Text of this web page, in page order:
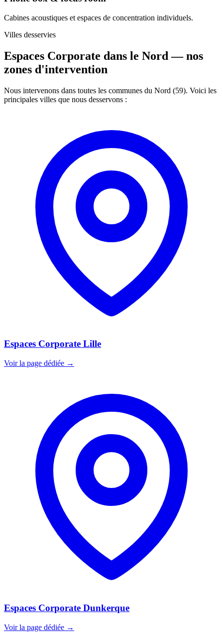
Cabines acoustiques et espaces de concentration individuels.
Villes desservies
Espaces Corporate dans le Nord —nos
zones d'intervention
Nous intervenons dans toutes les communes du Nord (59). Voici les
principales villes que nous desservons :
Espaces Corporate Lille
Voir la page dédiée →
Espaces Corporate Dunkerque
Voir la page dédiée →